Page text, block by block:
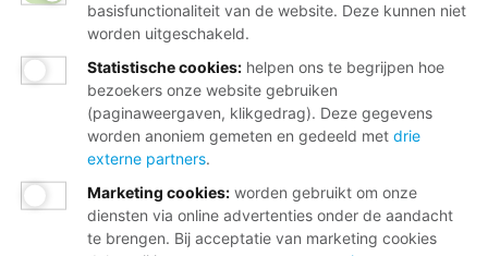
basisfunctionaliteit van de website. Deze kunnen niet
worden uitgeschakeld.
Statistische cookies: helpen ons te begrijpen hoe
bezoekers onze website gebruiken
(paginaweergaven, klikgedrag). Deze gegevens
worden anoniem gemeten en gedeeld met drie
externe partners.
Marketing cookies: worden gebruikt om onze
diensten via online advertenties onder de aandacht
te brengen. Bij acceptatie van marketing cookies